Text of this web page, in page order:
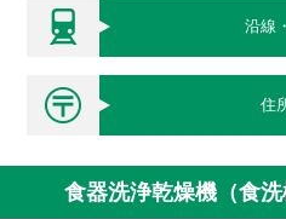
沿線
住
食器洗浄乾燥機（食